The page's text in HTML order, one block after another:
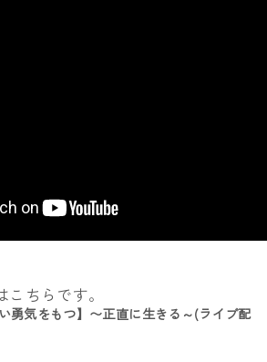
ちらです。
勇気をもつ】〜正直に生きる～(ライブ配